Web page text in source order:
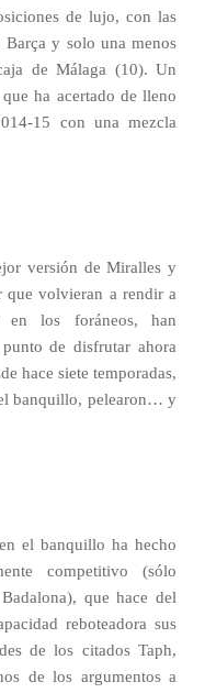
de lujo, con las
y solo una menos
de Málaga (10). Un
ha acertado de lleno
15 con una mezcla
versión de Miralles y
que volvieran a rendir a
en los foráneos, han
de disfrutar ahora
hace siete temporadas,
banquillo, pelearon… y
el banquillo ha hecho
competitivo (sólo
que hace del
reboteadora sus
de los citados Taph,
de los argumentos a